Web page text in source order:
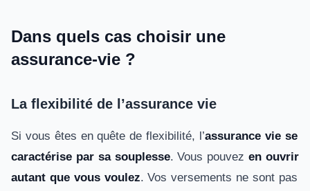
Dans quels cas choisir une
assurance-vie ?
La flexibilité de l’assurance vie
Si vous êtes en quête de flexibilité, l’assurance vie se
caractérise par sa souplesse. Vous pouvezen ouvrir
autant que vous voulez. Vos versements ne sont pas